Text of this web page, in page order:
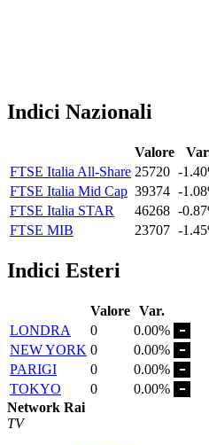
Indici Nazionali
Valore
FTSE Italia All-Share 25720 -
FTSE Italia Mid Cap 39374 -
FTSE Italia STAR
46268 -
FTSE MIB
23707 -
Indici Esteri
Valore Var.
LONDRA
0
0.00%
NEW YORK 0
0.00%
PARIGI
0
0.00%
TOKYO
0
0.00%
Network Rai
TV